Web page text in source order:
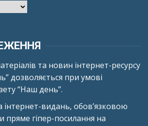
та новин інтернет-ресурсу
дозволяється при умові
“Наш день”.
видань, обов’язковою
пряме гіпер-посилання на